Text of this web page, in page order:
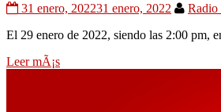
31 enero, 202231 enero, 2022
Radio
El 29 enero de 2022, siendo las 2:00 pm,
Leer mÃ¡s